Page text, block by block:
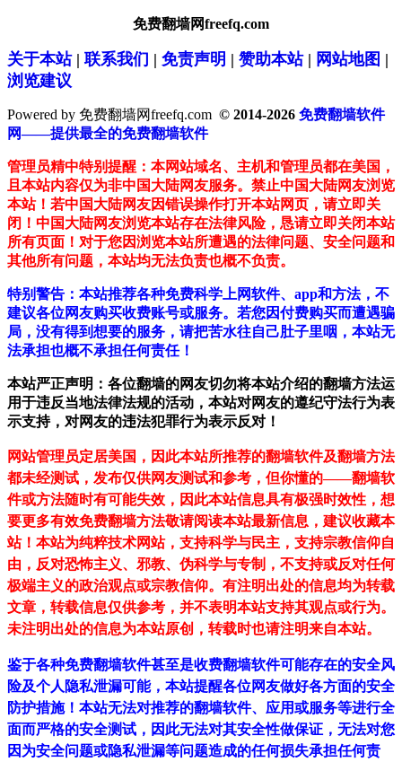
免费翻墙网freefq.com
关于本站| 联系我们 | 免责声明 | 赞助本站| 网站地图 |
浏览建议
Powered by 免费翻墙网freefq.com © 2014-2026 免费翻墙软件
网——提供最全的免费翻墙软件
管理员精中特别提醒：本网站域名、主机和管理员都在美国，
且本站内容仅为非中国大陆网友服务。禁止中国大陆网友浏览
本站！若中国大陆网友因错误操作打开本站网页，请立即关
闭！中国大陆网友浏览本站存在法律风险，恳请立即关闭本站
所有页面！对于您因浏览本站所遭遇的法律问题、安全问题和
其他所有问题，本站均无法负责也概不负责。
特别警告：本站推荐各种免费科学上网软件、app和方法，不
建议各位网友购买收费账号或服务。若您因付费购买而遭遇骗
局，没有得到想要的服务，请把苦水往自己肚子里咽，本站无
法承担也概不承担任何责任！
本站严正声明：各位翻墙的网友切勿将本站介绍的翻墙方法运
用于违反当地法律法规的活动，本站对网友的遵纪守法行为表
示支持，对网友的违法犯罪行为表示反对！
网站管理员定居美国，因此本站所推荐的翻墙软件及翻墙方法
都未经测试，发布仅供网友测试和参考，但你懂的——翻墙软
件或方法随时有可能失效，因此本站信息具有极强时效性，想
要更多有效免费翻墙方法敬请阅读本站最新信息，建议收藏本
站！ 本站为纯粹技术网站，支持科学与民主，支持宗教信仰自
由，反对恐怖主义、邪教、伪科学与专制，不支持或反对任何
极端主义的政治观点或宗教信仰。有注明出处的信息均为转载
文章，转载信息仅供参考，并不表明本站支持其观点或行为。
未注明出处的信息为本站原创，转载时也请注明来自本站。
鉴于各种免费翻墙软件甚至是收费翻墙软件可能存在的安全风
险及个人隐私泄漏可能，本站提醒各位网友做好各方面的安全
防护措施！本站无法对推荐的翻墙软件、应用或服务等进行全
面而严格的安全测试，因此无法对其安全性做保证，无法对您
因为安全问题或隐私泄漏等问题造成的任何损失承担任何责